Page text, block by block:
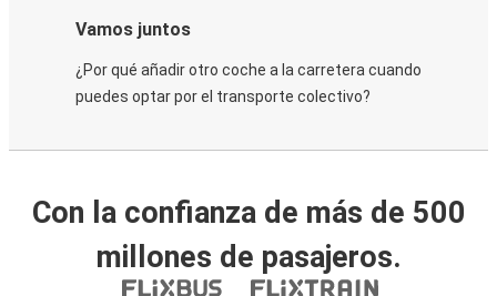
Vamos juntos
¿Por qué añadir otro coche a la carretera cuando
puedes optar por el transporte colectivo?
Con la confianza de más de 500
millones de pasajeros.